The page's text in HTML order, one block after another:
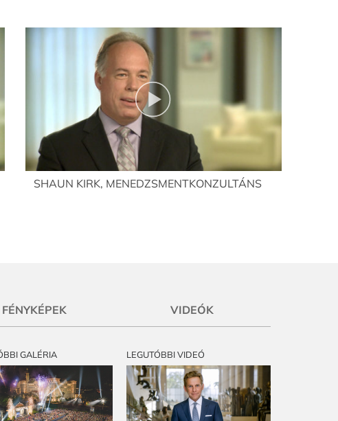
SHAUN KIRK, MENEDZSMENTKONZULTÁNS
FÉNYKÉPEK
GALÉRIA
VIDEÓK
LEGUTÓBBI VIDEÓ